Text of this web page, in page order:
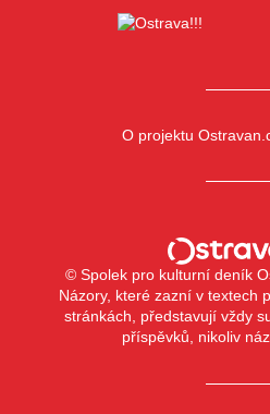
O projektu
© Spolek pro kulturní deník
Názory, které zazní v textech
stránkách, představují vždy
příspěvků, nikoliv